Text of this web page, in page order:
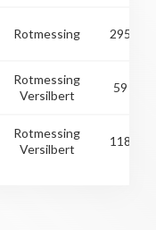
Rotmessing 295
Rotmessing
Versilbert
59
Rotmessing
Versilbert
118